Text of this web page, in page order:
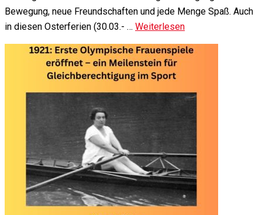
Bewegung, neue Freundschaften und jede Menge Spaß. Auch
in diesen Osterferien (30.03.- … Weiterlesen